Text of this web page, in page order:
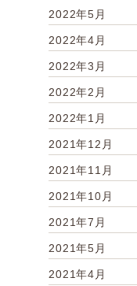
2022年5月
2022年4月
2022年3月
2022年2月
2022年1月
2021年12月
2021年11月
2021年10月
2021年7月
2021年5月
2021年4月